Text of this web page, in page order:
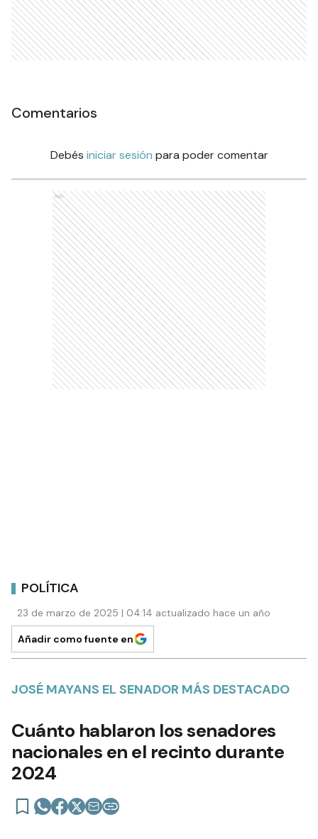
Comentarios
Debés iniciar sesión para poder comentar
Ads
POLÍTICA
23 de marzo de 2025 | 04:14 actualizado hace un año
Añadir como fuente en
JOSÉ MAYANS EL SENADOR MÁS DESTACADO
Cuánto hablaron los senadores
nacionales en el recinto durante
2024